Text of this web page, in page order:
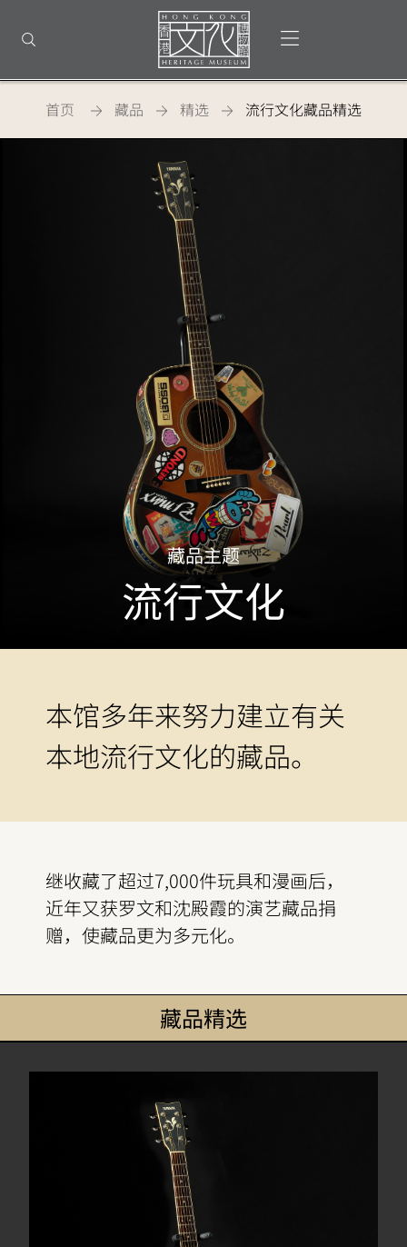
部
打开搜索
首
页
打开选单
首页 藏品 精选 流行文化藏品精选
藏品主题
流行文化
本馆多年来努力建立有关
本地流行文化的藏品。
继收藏了超过7,000件玩具和漫画后，
近年又获罗文和沈殿霞的演艺藏品捐
赠，使藏品更为多元化。
藏品精选